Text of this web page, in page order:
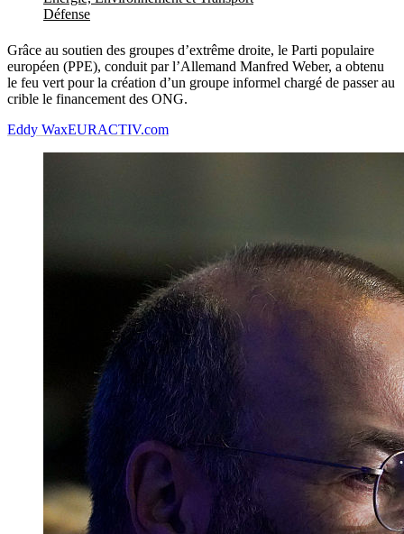
Défense
Grâce au soutien des groupes d’extrême droite, le Parti populaire
européen (PPE), conduit par l’Allemand Manfred Weber, a obtenu
le feu vert pour la création d’un groupe informel chargé de passer au
crible le financement des ONG.
Eddy WaxEURACTIV.com